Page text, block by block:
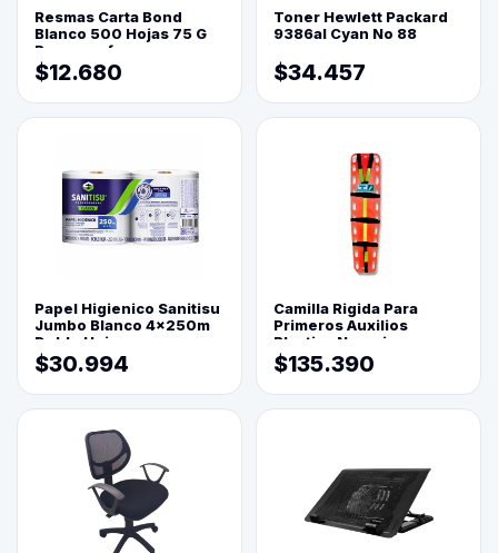
Resmas Carta Bond
Blanco 500 Hojas 75 G
Reprograf.
$12.680
Toner Hewlett Packard
9386al Cyan No 88
$34.457
Papel Higienico Sanitisu
Jumbo Blanco 4x250m
Doble Hoja
$30.994
Camilla Rigida Para
Primeros Auxilios
Plastica Naranja
$135.390